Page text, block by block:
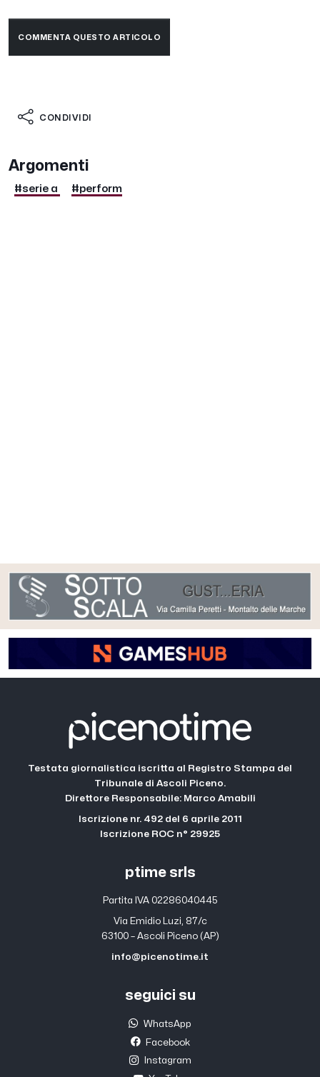
COMMENTA QUESTO ARTICOLO
CONDIVIDI
Argomenti
#serie a #perform
Testata giornalistica iscritta al Registro Stampa del
Tribunale di Ascoli Piceno.
Direttore Responsabile: Marco Amabili
Iscrizione nr. 492 del 6 aprile 2011
Iscrizione ROC n° 29925
ptime srls
Partita IVA 02286040445
Via Emidio Luzi, 87/c
63100 – Ascoli Piceno (AP)
info@picenotime.it
seguici su
WhatsApp
Facebook
Instagram